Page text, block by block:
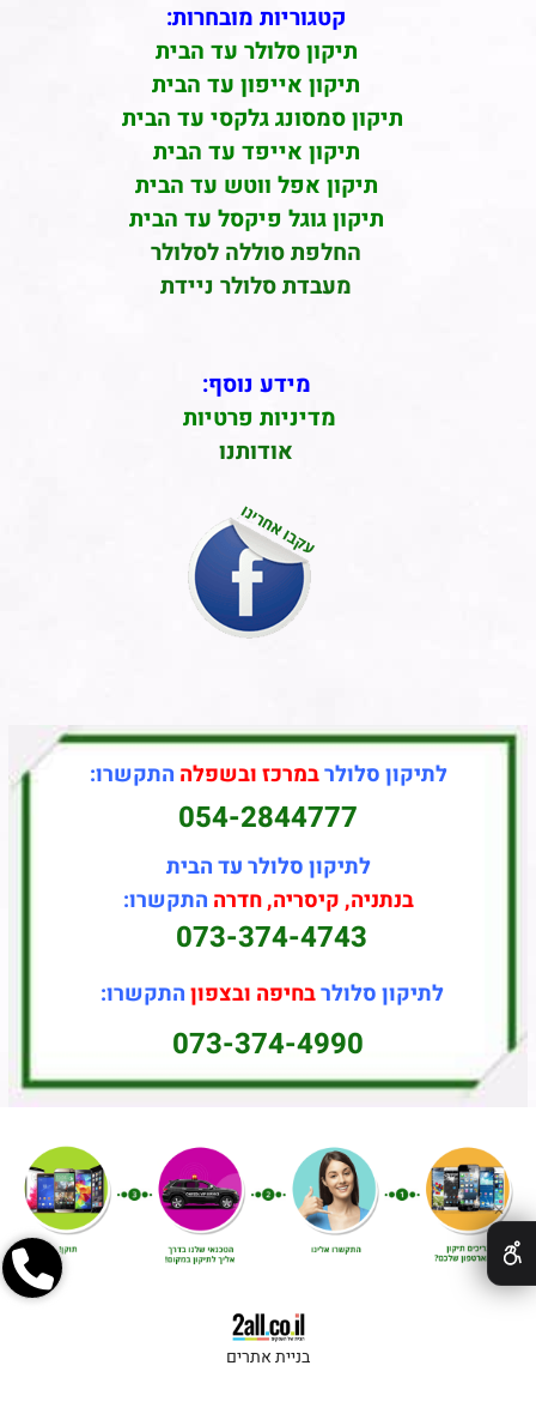
קטגוריות מובחרות:
תיקון סלולר עד הבית
תיקון אייפון עד הבית
תיקון סמסונג גלקסי עד הבית
תיקון אייפד עד הבית
תיקון אפל ווטש עד הבית
תיקון גוגל פיקסל עד הבית
החלפת סוללה לסלולר
מעבדת סלולר ניידת
מידע נוסף:
מדיניות פרטיות
אודותנו
לתיקון סלולרבמרכז ובשפלה התקשרו:
054-2844777
לתיקון סלולר עד הבית
בנתניה, קיסריה, חדרה התקשרו:
073-374-4743
לתיקון סלולרבחיפה ובצפוןהתקשרו:
073-374-4990
בניית אתרים
✕